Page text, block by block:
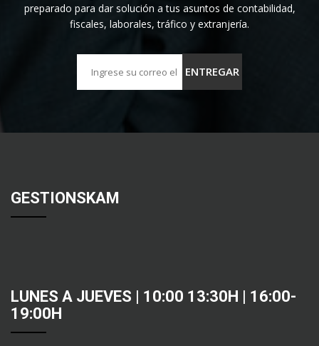
preparado para dar solución a tus asuntos de contabilidad,
fiscales, laborales, tráfico y extranjería.
GESTIONSKAM
LUNES A JUEVES | 10:00 13:30H | 16:00-
19:00H